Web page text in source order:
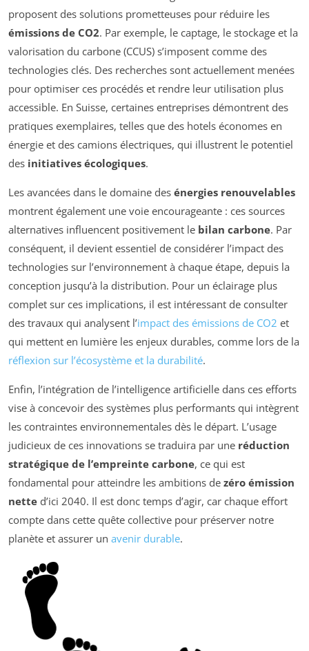
proposent des solutions prometteuses pour réduire les
émissions de CO2. Par exemple, le captage, le stockage et la
valorisation du carbone (CCUS) s’imposent comme des
technologies clés. Des recherches sont actuellement menées
pour optimiser ces procédés et rendre leur utilisation plus
accessible. En Suisse, certaines entreprises démontrent des
pratiques exemplaires, telles que des hotels économes en
énergie et des camions électriques, qui illustrent le potentiel
des initiatives écologiques.
Les avancées dans le domaine des énergies renouvelables
montrent également une voie encourageante : ces sources
alternatives influencent positivement le bilan carbone. Par
conséquent, il devient essentiel de considérer l’impact des
technologies sur l’environnement à chaque étape, depuis la
conception jusqu’à la distribution. Pour un éclairage plus
complet sur ces implications, il est intéressant de consulter
des travaux qui analysent l’impact des émissions de CO2 et
qui mettent en lumière les enjeux durables, comme lors de la
réflexion sur l’écosystème et la durabilité.
Enfin, l’intégration de l’intelligence artificielle dans ces efforts
vise à concevoir des systèmes plus performants qui intègrent
les contraintes environnementales dès le départ. L’usage
judicieux de ces innovations se traduira par une réduction
stratégique de l’empreinte carbone, ce qui est
fondamental pour atteindre les ambitions de zéro émission
nette d’ici 2040. Il est donc temps d’agir, car chaque effort
compte dans cette quête collective pour préserver notre
planète et assurer un avenir durable.